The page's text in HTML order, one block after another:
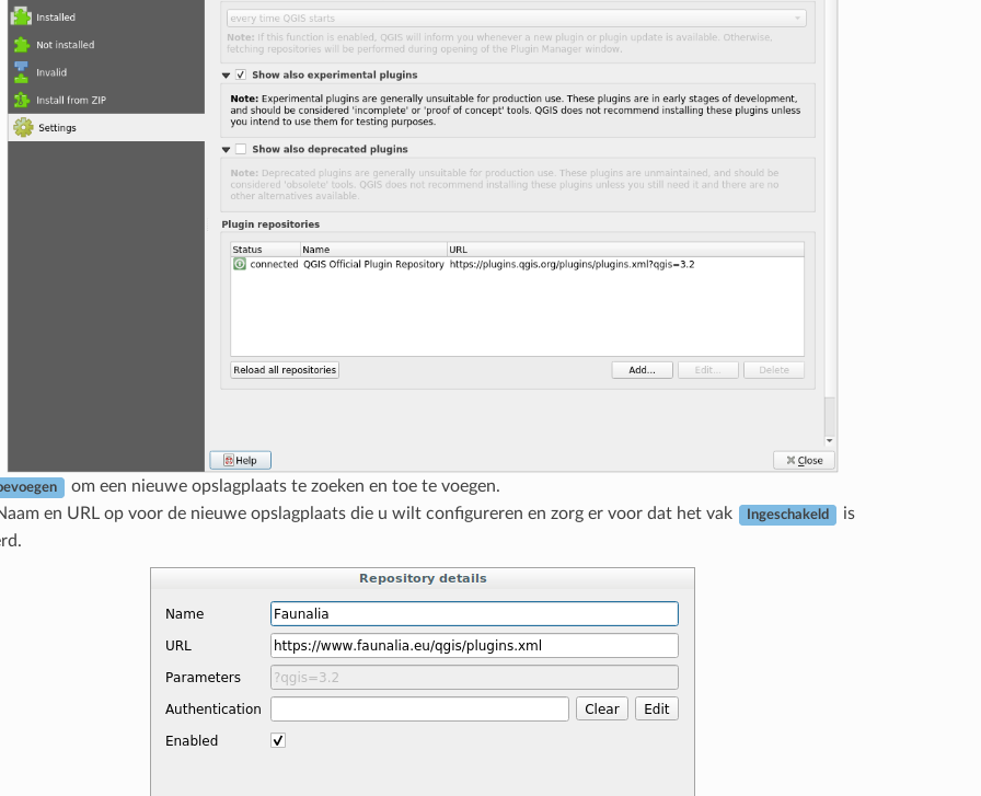
om een nieuwe opslagplaats te zoeken en toe te voegen.
en URL op voor de nieuwe opslagplaats die u wilt configureren en zorg er voor dat het vak
Ingeschakeld
is